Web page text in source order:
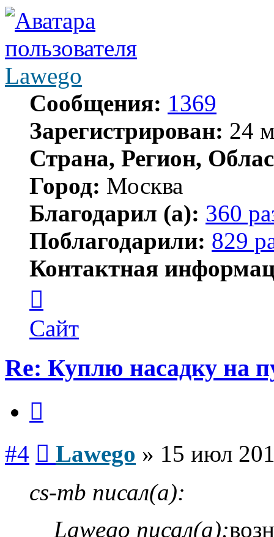
Lawego
Сообщения: 1369
Зарегистрирован: 24
Страна, Регион,
Город: Москва
Благодарил (а): 360
Поблагодарили: 829
Контактная
пользователя
Lawego
Сайт
Re: Куплю насадку на
#4 Lawego » 15 июл
cs-mb писал(а):
Lawego писал(а):